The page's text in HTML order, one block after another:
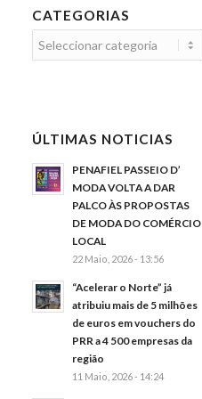
CATEGORIAS
Categorias
ÚLTIMAS NOTICIAS
PENAFIEL PASSEIO D’
MODA VOLTA A DAR
PALCO ÀS PROPOSTAS
DE MODA DO COMÉRCIO
LOCAL
22 Maio, 2026 - 13:56
“Acelerar o Norte” já
atribuiu mais de 5 milhões
de euros em vouchers do
PRR a 4 500 empresas da
região
11 Maio, 2026 - 14:24